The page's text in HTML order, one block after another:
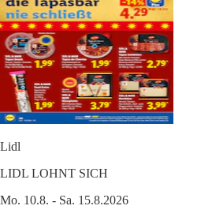
Lidl
LIDL LOHNT SICH
Mo. 10.8. - Sa. 15.8.2026